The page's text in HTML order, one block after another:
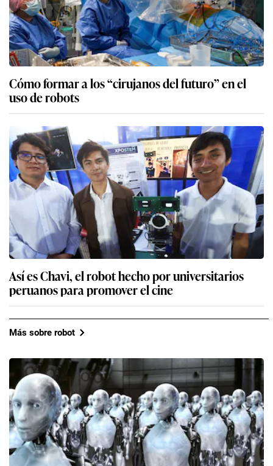
Cómo formar a los “cirujanos del futuro” en el
uso de robots
Así es Chavi, el robot hecho por universitarios
peruanos para promover el cine
Más sobre robot